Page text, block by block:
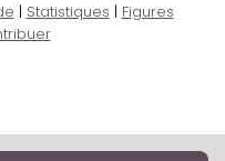
| Statistiques | Figures